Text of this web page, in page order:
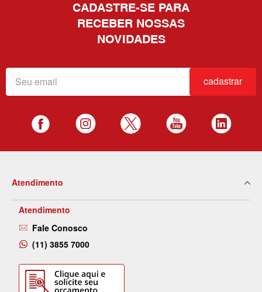
CADASTRE-SE PARA
RECEBER NOSSAS
NOVIDADES
cadastrar
Atendimento
Atendimento
Fale Conosco
(11) 3855 7000